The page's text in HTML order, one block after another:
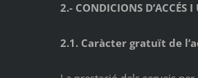
2.- CONDICIONS D’ACCÉS I
2.1. Caràcter gratuït de